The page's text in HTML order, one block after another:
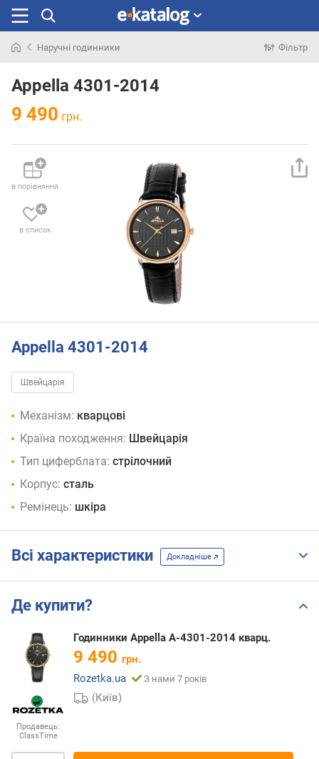
раніше
Наручні годинники Фільтр
Appella 4301-2014
9 490 грн.
в порівняння
в список
Appella 4301-2014
Швейцарія
Механізм: кварцові
Країна походження: Швейцарія
Тип циферблата: стрілочний
Корпус: сталь
Ремінець: шкіра
Всі характеристики Докладніше
Де купити?
Продавець:
ClassTime
Годинники Appella A-4301-2014 кварц.
9 490 грн.
Rozetka.ua
З нами 7 років
(Київ)